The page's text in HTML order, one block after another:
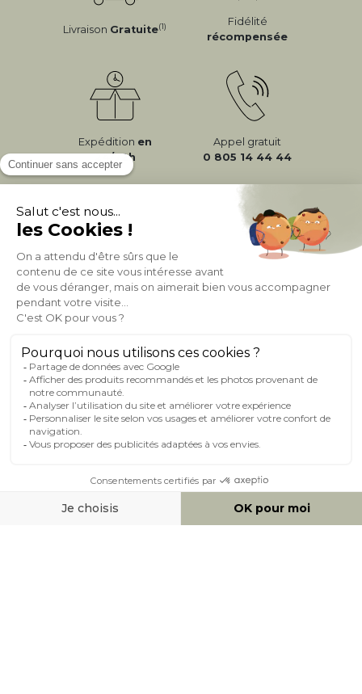
Livraison Gratuite(1)
Fidélité
récompensée
Expédition en
24/72h
Appel gratuit
0 805 14 44 44
À PROPOS DE MILIBOO
AIDE & CONTACT